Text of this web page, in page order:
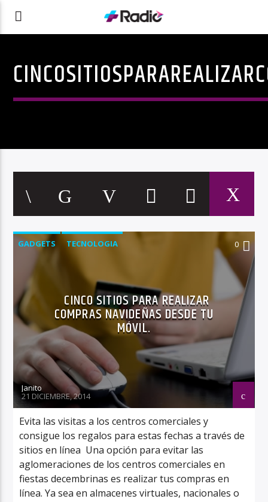
GADGETS TECNOLOGIA 0
CINCO SITIOS PARA REALIZAR
COMPRAS NAVIDEÑAS DESDE TU
MÓVIL.
Janito
21 DICIEMBRE, 2014
Evita las visitas a los centros comerciales y
consigue los regalos para estas fechas a través de
sitios en línea Una opción para evitar las
aglomeraciones de los centros comerciales en
fiestas decembrinas es realizar tus compras en
línea. Ya sea en almacenes virtuales, nacionales o